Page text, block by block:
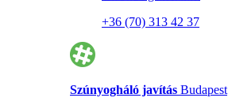
+36 (70) 313 42 37
Szúnyogháló javítás Budapest